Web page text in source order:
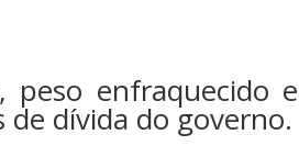
peso enfraquecido e
de dívida do governo.